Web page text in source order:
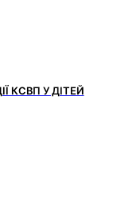
КСВП У ДІТЕЙ